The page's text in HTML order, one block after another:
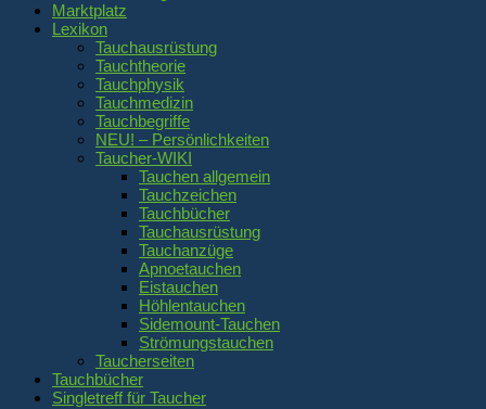
Marktplatz
Lexikon
Tauchausrüstung
Tauchtheorie
Tauchphysik
Tauchmedizin
Tauchbegriffe
NEU! – Persönlichkeiten
Taucher-WIKI
Tauchen allgemein
Tauchzeichen
Tauchbücher
Tauchausrüstung
Tauchanzüge
Apnoetauchen
Eistauchen
Höhlentauchen
Sidemount-Tauchen
Strömungstauchen
Taucherseiten
Tauchbücher
Singletreff für Taucher